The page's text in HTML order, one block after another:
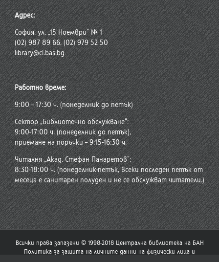
Адрес:
София, ул. „15 Ноември“ № 1
(02) 987 89 66, (02) 979 52 50
library@cl.bas.bg
Работно време:
9:00 – 17:30 ч. (понеделник до петък)
Сектор „Библиотечно обслужване“:
9:00-17:00 ч. (понеделник до петък),
приемане на поръчки – 9:15-16:30 ч.
Читалня „Акад. Стефан Панаретов“:
8:30-18:00 ч. (понеделник-петък, всеки последен петък от
месеца е санитарен полуден и не се обслужват читатели.)
Всички права запазени © 1998-2018 Централна библиотека на БАН
Политика за защита на личните данни на физически лица и